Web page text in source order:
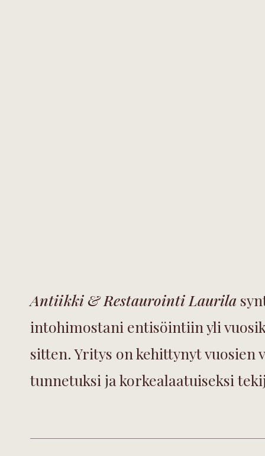
Antiikki & Restaurointi Laurila
intohimostani entisöintiin yli
sitten. Yritys on kehittynyt vuosien
tunnetuksi ja korkealaatuiseksi